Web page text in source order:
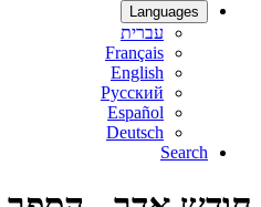
Languages
עברית
Français
English
Русский
Español
Deutsch
Search